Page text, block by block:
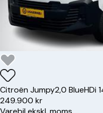
CitroënJumpy2,0 BlueHDi
249.900 kr